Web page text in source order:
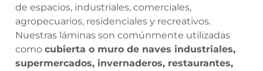
de espacios, industriales, comerciales,
agropecuarios, residenciales y recreativos.
Nuestras láminas son comúnmente utilizadas
como cubierta o muro de naves industriales,
supermercados, invernaderos, restaurantes,